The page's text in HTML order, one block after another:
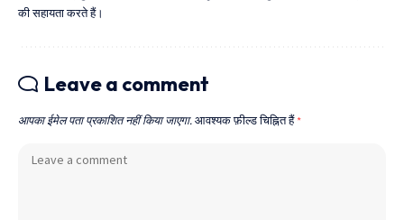
की सहायता करते हैं।
Leave a comment
आपका ईमेल पता प्रकाशित नहीं किया जाएगा. आवश्यक फ़ील्ड चिह्नित हैं *